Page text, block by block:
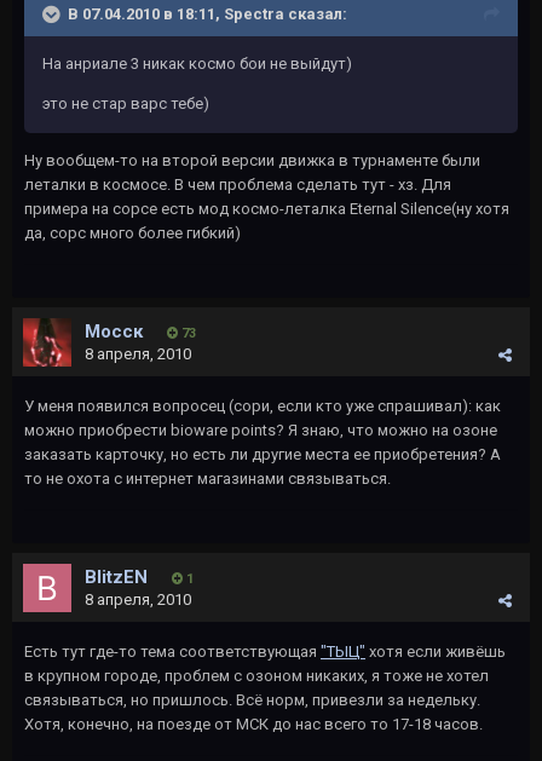
В 07.04.2010 в 18:11, Spectra сказал:
На анриале 3 никак космо бои не выйдут)
это не стар варс тебе)
Ну вообщем-то на второй версии движка в турнаменте были
леталки в космосе. В чем проблема сделать тут - хз. Для
примера на сорсе есть мод космо-леталка Eternal Silence(ну хотя
да, сорс много более гибкий)
Мосск 73
8 апреля, 2010
У меня появился вопросец (сори, если кто уже спрашивал): как
можно приобрести bioware points? Я знаю, что можно на озоне
заказать карточку, но есть ли другие места ее приобретения? А
то не охота с интернет магазинами связываться.
BlitzEN 1
8 апреля, 2010
Есть тут где-то тема соответствующая "ТЫЦ" хотя если живёшь
в крупном городе, проблем с озоном никаких, я тоже не хотел
связываться, но пришлось. Всё норм, привезли за недельку.
Хотя, конечно, на поезде от МСК до нас всего то 17-18 часов.